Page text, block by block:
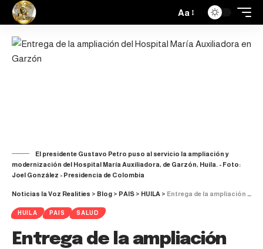
Aa
​​El presidente Gustavo Petro puso al servicio la ampliación y
modernización del Hospital María Auxiliadora, de Garzón, Huila. - Foto:
Joel González - Presidencia de Colombia
Noticias la Voz Realities > Blog > PAIS > HUILA > Entrega de la ampliación del Hospital María Auxiliadora en Garzón
HUILA PAIS SALUD
Entrega de la ampliación